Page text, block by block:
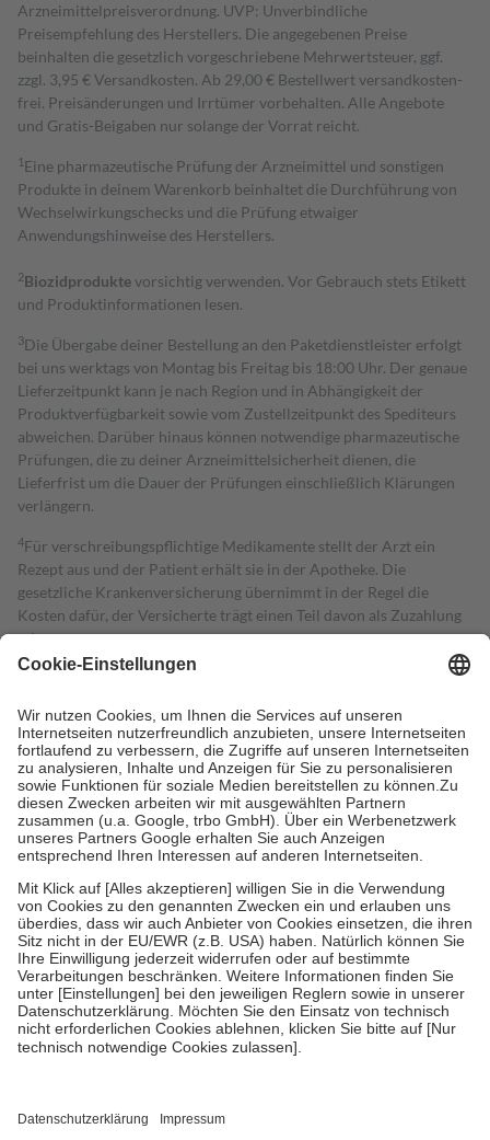
Arzneimittelpreisverordnung. UVP: Unverbindliche
Preisempfehlung des Herstellers. Die angegebenen Preise
beinhalten die gesetzlich vorgeschriebene Mehrwertsteuer, ggf.
zzgl. 3,95 € Versandkosten. Ab 29,00 € Bestell­wert versand­kosten­
frei. Preisänderungen und Irrtümer vorbehalten. Alle Angebote
und Gratis-Beigaben nur solange der Vorrat reicht.
1 Eine pharmazeutische Prüfung der Arzneimittel und sonstigen
Produkte in deinem Warenkorb beinhaltet die Durchführung von
Wechselwirkungschecks und die Prüfung etwaiger
Anwendungshinweise des Herstellers.
2Biozidproduktevorsichtig verwenden. Vor Gebrauch stets Etikett
und Produktinformationen lesen.
3Die Übergabe deiner Bestellung an den Paketdienstleister erfolgt
bei uns werktags von Montag bis Freitag bis 18:00 Uhr. Der genaue
Lieferzeitpunkt kann je nach Region und in Abhängigkeit der
Produktverfügbarkeit sowie vom Zustellzeitpunkt des Spediteurs
abweichen. Darüber hinaus können notwendige pharmazeutische
Prüfungen, die zu deiner Arzneimittelsicherheit dienen, die
Lieferfrist um die Dauer der Prüfungen einschließlich Klärungen
verlängern.
4Für verschreibungspflichtige Medikamente stellt der Arzt ein
Rezept aus und der Patient erhält sie in der Apotheke. Die
gesetzliche Krankenversicherung übernimmt in der Regel die
Kosten dafür, der Versicherte trägt einen Teil davon als Zuzahlung
mit.
Grundsätzlich leisten Mitglieder Zuzahlungen in Höhe von zehn
höchstens zehn Euro.
Es sind jedoch nie mehr als die tatsächlichen
Kosten der Leistung zu entrichten.
Diese Regeln gelten grundsätzlich auch für Online-Apotheken.
Bei Heilmitteln und häuslicher Krankenpflege beträgt die
Zuzahlung zehn Prozent der Kosten sowie zehn Euro je
Verordnung.
Um das Engagement der Versicherten für ihre eigene Gesundheit zu
stärken und die besondere Stellung der Familie zu unterstützen,
fallenkeine Zuzahlungenan bei:
• Kindern und Jugendlichen bis zum vollendeten 18. Lebensjahr
mit Ausnahme der Fahrkosten
• Untersuchungen zur Vorsorge und Früherkennung, die von der
GKV getragen werden
• empfohlenen Schutzimpfungen
• Harn- und Blutteststreifen
getroffen, um sicherzustellen, dass es sich um echte Bewertungen